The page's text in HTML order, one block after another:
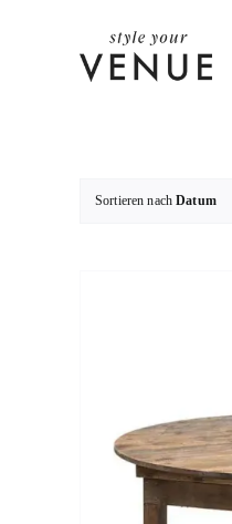
Sortieren nachDatum